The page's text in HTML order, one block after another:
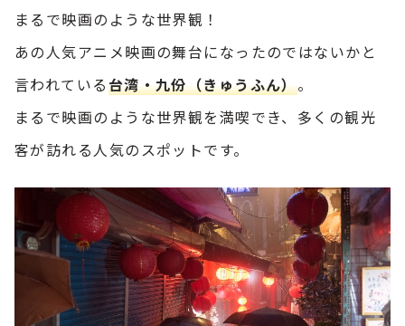
まるで映画のような世界観！
あの人気アニメ映画の舞台になったのではないかと
言われている台湾・九份（きゅうふん）。
まるで映画のような世界観を満喫でき、多くの観光
客が訪れる人気のスポットです。